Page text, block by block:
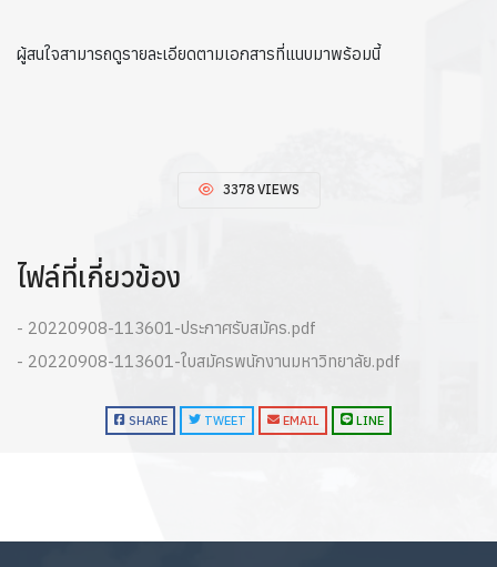
ผู้สนใจสามารถดูรายละเอียดตามเอกสารที่แนบมาพร้อมนี้
3378 VIEWS
ไฟล์ที่เกี่ยวข้อง
- 20220908-113601-ประกาศรับสมัคร.pdf
- 20220908-113601-ใบสมัครพนักงานมหาวิทยาลัย.pdf
SHARE TWEET EMAIL LINE